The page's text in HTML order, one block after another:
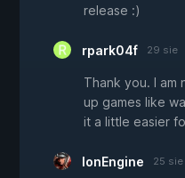
release :)
rpark04f 29 sie
Thank you. I am
up games like
it a little easier
IonEngine 25 sie